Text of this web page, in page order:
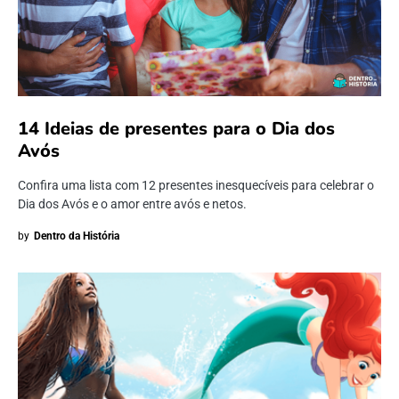
14 Ideias de presentes para o Dia dos
Avós
Confira uma lista com 12 presentes inesquecíveis para celebrar o
Dia dos Avós e o amor entre avós e netos.
by Dentro da História